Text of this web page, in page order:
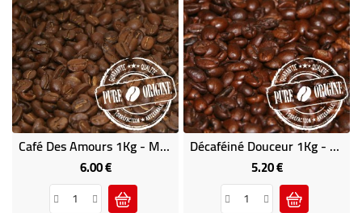
Café Des Amours 1Kg - Mélange De Cafés 100% Arabica
6.00 €Price
Décaféiné Douceur 1Kg - Café Brésilia
5.20 €Price